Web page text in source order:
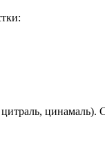
цинамаль).